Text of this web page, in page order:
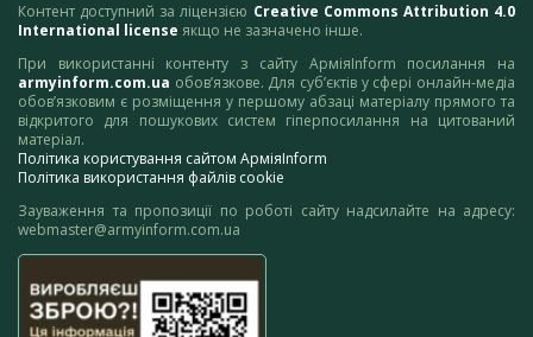
Контент доступний за ліцензією Creative Commons Attribution 4.0
International license якщо не зазначено інше.
При використанні контенту з сайту АрміяInform посилання на
armyinform.com.ua обов’язкове. Для суб’єктів у сфері онлайн-медіа
обов’язковим є розміщення у першому абзаці матеріалу прямого та
відкритого для пошукових систем гіперпосилання на цитований
матеріал.
Політика користування сайтом АрміяInform
Політика використання файлів cookie
Зауваження та пропозиції по роботі сайту надсилайте на адресу:
webmaster@armyinform.com.ua